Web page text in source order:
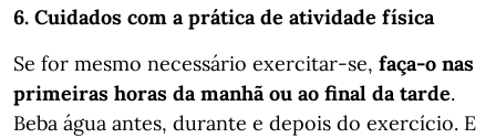
6. Cuidados com a prática de atividade física
Se for mesmo necessário exercitar-se, faça-o nas
primeiras horas da manhã ou ao final da tarde.
Beba água antes, durante e depois do exercício. E